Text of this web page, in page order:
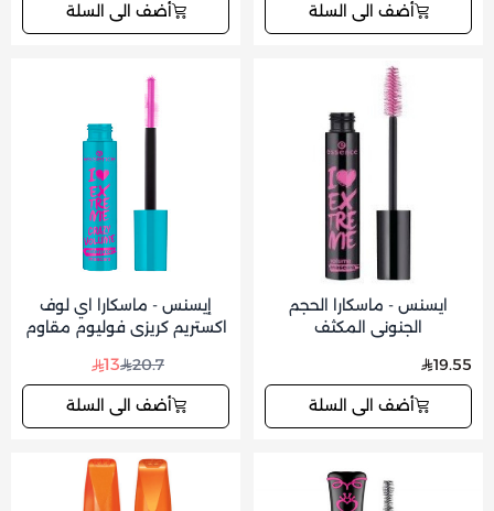
أضف الى السلة أضف الى السلة
ايسنس - ماسكارا الحجم
الجنوني المكثف
19.55
أضف الى السلة
إيسنس - ماسكارا اي لوف
اكستريم كريزي فوليوم مقاوم
20.7
13
أضف الى السلة